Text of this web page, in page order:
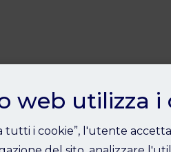
web utilizza i
tutti i cookie”, l'utente